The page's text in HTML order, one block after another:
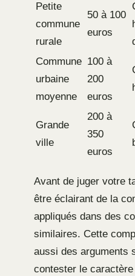
Petite
commune
rurale
50 à 100
euros
Commune
urbaine
moyenne
100 à
200
euros
Grande
ville
200 à
350
euros
Avant de juger votre
être éclairant de la
appliqués dans des
similaires. Cette
aussi des arguments
contester le